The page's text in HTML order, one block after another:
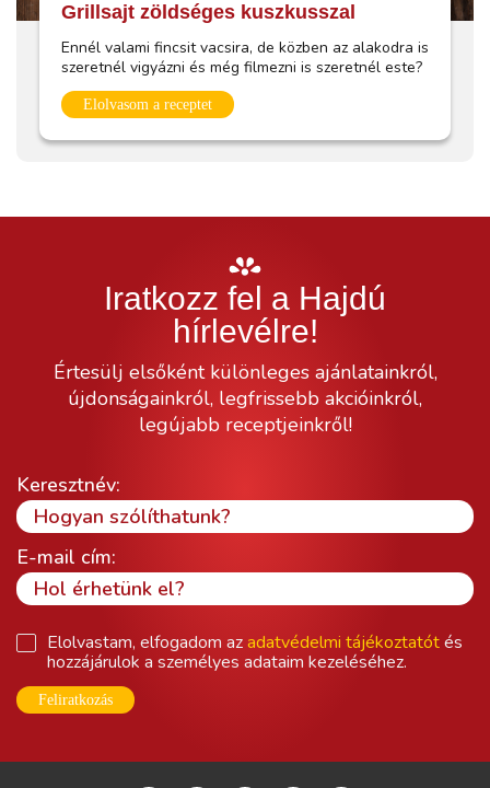
Grillsajt zöldséges kuszkusszal
Ennél valami fincsit vacsira, de közben az alakodra is
szeretnél vigyázni és még filmezni is szeretnél este?
Elolvasom a receptet
Iratkozz fel a Hajdú
hírlevélre!
Értesülj elsőként különleges ajánlatainkról,
újdonságainkról, legfrissebb akcióinkról,
legújabb receptjeinkről!
Keresztnév:
E-mail cím:
Elolvastam, elfogadom azadatvédelmi tájékoztatótés
hozzájárulok a személyes adataim kezeléséhez.
Feliratkozás